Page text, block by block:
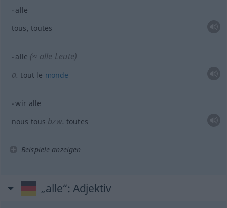
alle
tous, toutes
alle (≈ alle Leute)
a. tout le monde
wir alle
nous tous bzw. toutes
Beispiele anzeigen
„alle“: Adjektiv